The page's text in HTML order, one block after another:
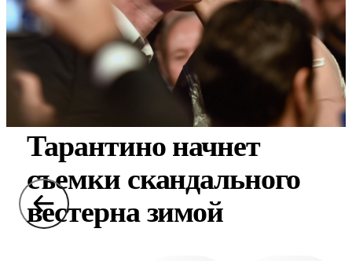
Тарантино начнет
съемки скандального
вестерна зимой